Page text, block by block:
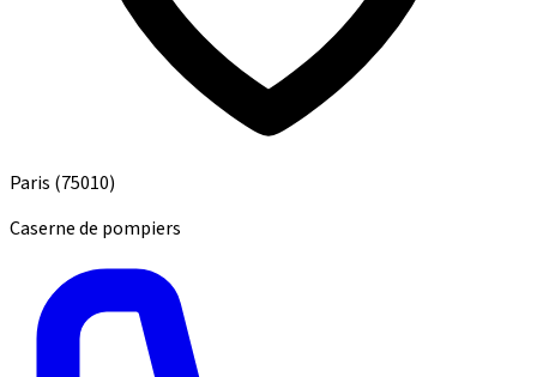
Paris (75010)
Caserne de pompiers